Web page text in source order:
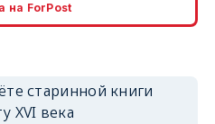
erid: 2SDnjcrDNw6
на ForPost
старинной книги
XVI века